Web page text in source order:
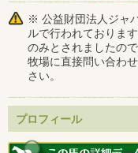
※ 公益財団法人ジャ
ルで行われておりま
のみとされましたの
牧場に直接問い合わ
さい。
プロフィール